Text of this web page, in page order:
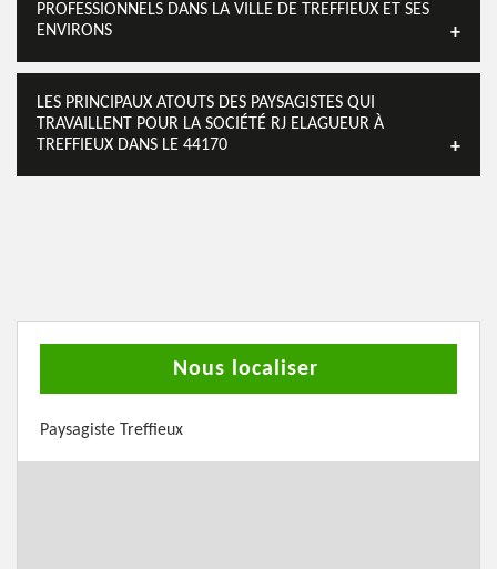
PROFESSIONNELS DANS LA VILLE DE TREFFIEUX ET SES
ENVIRONS
LES PRINCIPAUX ATOUTS DES PAYSAGISTES QUI
TRAVAILLENT POUR LA SOCIÉTÉ RJ ELAGUEUR À
TREFFIEUX DANS LE 44170
Nous localiser
Paysagiste Treffieux